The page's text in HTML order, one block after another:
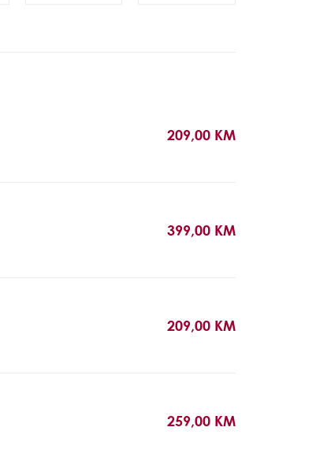
209,00 KM
399,00 KM
209,00 KM
259,00 KM